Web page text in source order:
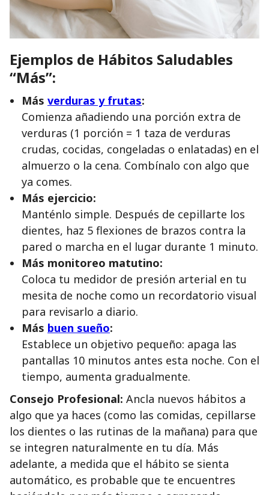
Ejemplos de Hábitos Saludables
“Más”:
Más verduras y frutas:
Comienza añadiendo una porción extra de
verduras (1 porción = 1 taza de verduras
crudas, cocidas, congeladas o enlatadas) en el
almuerzo o la cena. Combínalo con algo que
ya comes.
Más ejercicio:
Manténlo simple. Después de cepillarte los
dientes, haz 5 flexiones de brazos contra la
pared o marcha en el lugar durante 1 minuto.
Más monitoreo matutino:
Coloca tu medidor de presión arterial en tu
mesita de noche como un recordatorio visual
para revisarlo a diario.
Más buen sueño:
Establece un objetivo pequeño: apaga las
pantallas 10 minutos antes esta noche. Con el
tiempo, aumenta gradualmente.
Consejo Profesional: Ancla nuevos hábitos a
algo que ya haces (como las comidas, cepillarse
los dientes o las rutinas de la mañana) para que
se integren naturalmente en tu día. Más
adelante, a medida que el hábito se sienta
automático, es probable que te encuentres